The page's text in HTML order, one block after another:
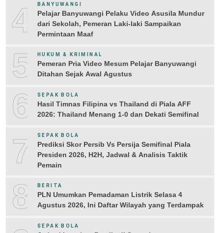
4 BANYUWANGI
Pelajar Banyuwangi Pelaku Video Asusila Mundur
dari Sekolah, Pemeran Laki-laki Sampaikan
Permintaan Maaf
5 HUKUM & KRIMINAL
Pemeran Pria Video Mesum Pelajar Banyuwangi
Ditahan Sejak Awal Agustus
6 SEPAK BOLA
Hasil Timnas Filipina vs Thailand di Piala AFF
2026: Thailand Menang 1-0 dan Dekati Semifinal
7 SEPAK BOLA
Prediksi Skor Persib Vs Persija Semifinal Piala
Presiden 2026, H2H, Jadwal & Analisis Taktik
Pemain
8 BERITA
PLN Umumkan Pemadaman Listrik Selasa 4
Agustus 2026, Ini Daftar Wilayah yang Terdampak
SEPAK BOLA